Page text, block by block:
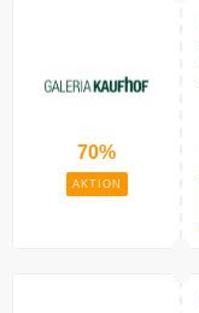
70%
AKTION